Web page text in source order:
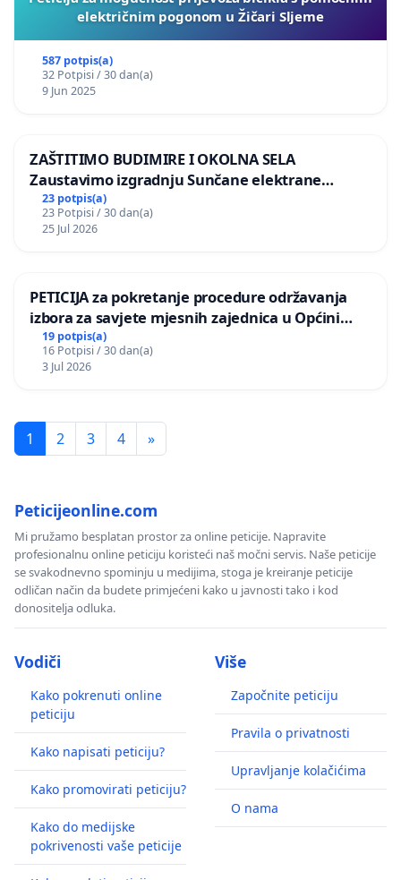
električnim pogonom u Žičari Sljeme
587 potpis(a)
32 Potpisi / 30 dan(a)
9 Jun 2025
ZAŠTITIMO BUDIMIRE I OKOLNA SELA
Zaustavimo izgradnju Sunčane elektrane
Vedrine na području Ugljana
23 potpis(a)
23 Potpisi / 30 dan(a)
25 Jul 2026
PETICIJA za pokretanje procedure održavanja
izbora za savjete mjesnih zajednica u Općini
Bugojno
19 potpis(a)
16 Potpisi / 30 dan(a)
3 Jul 2026
1 2 3 4 »
Peticijeonline.com
Mi pružamo besplatan prostor za online peticije. Napravite
profesionalnu online peticiju koristeći naš močni servis. Naše peticije
se svakodnevno spominju u medijima, stoga je kreiranje peticije
odličan način da budete primjećeni kako u javnosti tako i kod
donositelja odluka.
Vodiči
Kako pokrenuti online
peticiju
Kako napisati peticiju?
Kako promovirati peticiju?
Kako do medijske
pokrivenosti vaše peticije
Više
Započnite peticiju
Pravila o privatnosti
Upravljanje kolačićima
O nama